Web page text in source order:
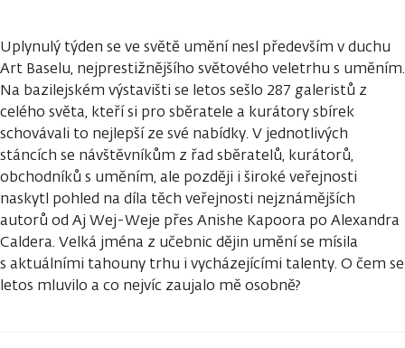
Uplynulý týden se ve světě umění nesl především v duchu
Art Baselu, nejprestižnějšího světového veletrhu s uměním.
Na bazilejském výstavišti se letos sešlo 287 galeristů z
celého světa, kteří si pro sběratele a kurátory sbírek
schovávali to nejlepší ze své nabídky. V jednotlivých
stáncích se návštěvníkům z řad sběratelů, kurátorů,
obchodníků s uměním, ale později i široké veřejnosti
naskytl pohled na díla těch veřejnosti nejznámějších
autorů od Aj Wej-Weje přes Anishe Kapoora po Alexandra
Caldera. Velká jména z učebnic dějin umění se mísila
s aktuálními tahouny trhu i vycházejícími talenty. O čem se
letos mluvilo a co nejvíc zaujalo mě osobně?